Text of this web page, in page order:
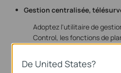
Gestion centralisée,
Adoptez l'utilitaire de
Control, les fonctions de
distance, même si
périphérique NAT
De United States?